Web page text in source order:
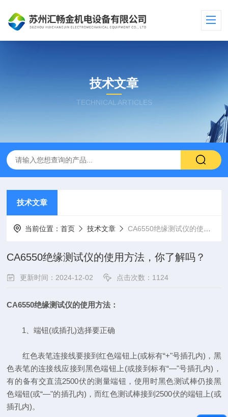
技术文章
TECHNICAL ARTICLES
技术文章
当前位置：首页 技术文章 CA6550绝缘测试仪的使用方法，你了解吗？
CA6550绝缘测试仪的使用方法，你了解吗？
更新时间：2024-12-02 点击次数：1124
CA6550绝缘测试仪的使用方法：
1、端钮(或插孔)选择要正确
红色表笔连接线要接到红色端钮上(或标有“+"号插孔内)，黑
色表笔的连接线应接到黑色端钮上(或接到标有“—"号插孔内)，
有的备有交直流2500伏的测量端钮，使用时黑色测试棒仍接黑
色端钮(或“—"的插孔内)，而红色测试棒接到2500伏的端钮上(或
插孔内)。